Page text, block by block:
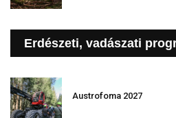
Erdészeti, vadászati
Austrofoma 2027